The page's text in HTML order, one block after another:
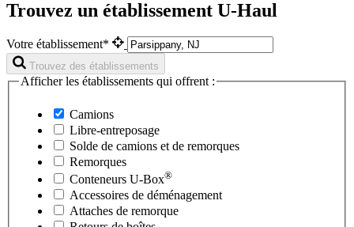
Trouvez un établissement U-Haul
Votre établissement*
Trouvez des établissements
Afficher les établissements qui offrent :
Camions
Libre-entreposage
Solde de camions et de remorques
Remorques
Conteneurs U-Box®
Accessoires de déménagement
Attaches de remorque